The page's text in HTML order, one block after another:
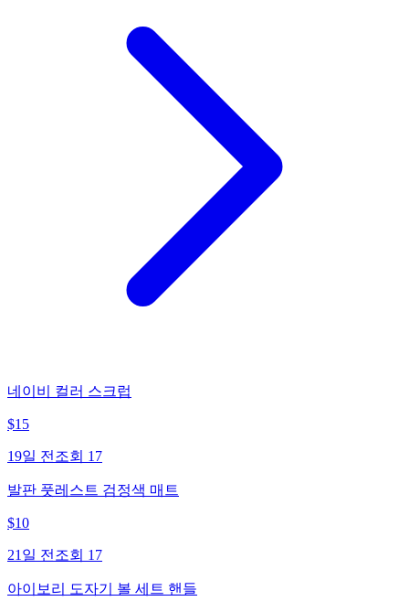
네이비 컬러 스크럽
$15
19일 전 조회 17
발판 풋레스트 검정색 매트
$10
21일 전 조회 17
아이보리 도자기 볼 세트 핸들